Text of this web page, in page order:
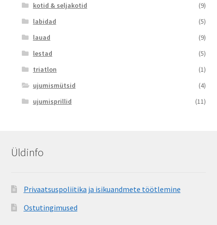
kotid & seljakotid
(9)
labidad
(5)
lauad
(9)
lestad
(5)
triatlon
(1)
ujumismütsid
(4)
ujumisprillid
(11)
Üldinfo
Privaatsuspoliitika ja isikuandmete töötlemine
Ostutingimused